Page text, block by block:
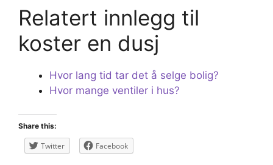
Relatert innlegg til
koster en dusj
Hvor lang tid tar det å selge bolig?
Hvor mange ventiler i hus?
Share this:
Twitter Facebook